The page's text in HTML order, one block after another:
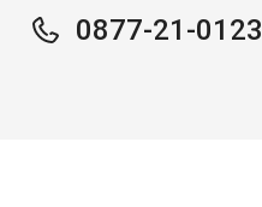
0877-21-0123